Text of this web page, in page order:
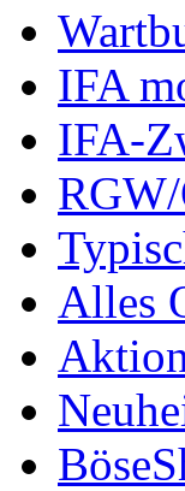
IFA
IFA-
Alles